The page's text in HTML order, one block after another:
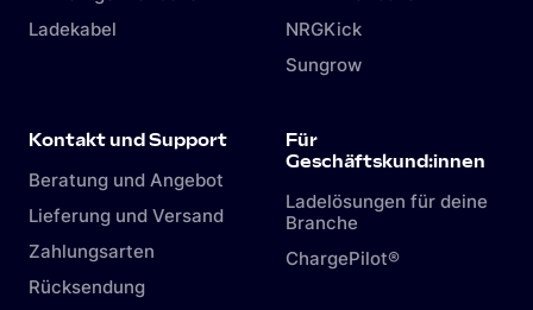
Ladekabel
NRGKick
Sungrow
Kontakt und Support
Beratung und Angebot
Lieferung und Versand
Zahlungsarten
Rücksendung
Für
Geschäftskund:innen
Ladelösungen für deine
Branche
ChargePilot®